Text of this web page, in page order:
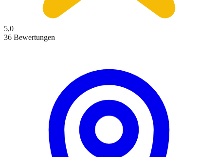
5,0
36 Bewertungen